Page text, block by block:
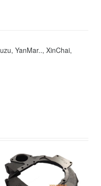
YanMar.., XinChai,